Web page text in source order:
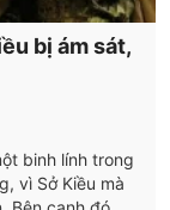
bị ám sát,
binh lính trong
vì Sở Kiều mà